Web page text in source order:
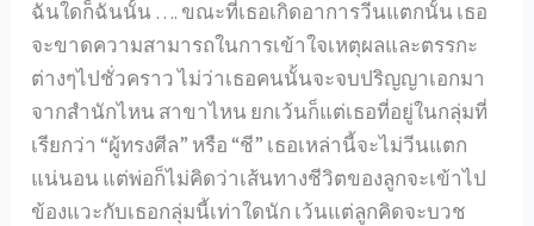
ฉันใดก็ฉันนั้น …. ขณะที่เธอเกิดอาการวีนแตกนั้น เธอ
จะขาดความสามารถในการเข้าใจเหตุผลและตรรกะ
ต่างๆไปชั่วคราว ไม่ว่าเธอคนนั้นจะจบปริญญาเอกมา
จากสำนักไหน สาขาไหน ยกเว้นก็แต่เธอที่อยู่ในกลุ่มที่
เรียกว่า “ผู้ทรงศีล” หรือ “ชี” เธอเหล่านี้จะไม่วีนแตก
แน่นอน แต่พ่อก็ไม่คิดว่าเส้นทางชีวิตของลูกจะเข้าไป
ข้องแวะกับเธอกลุ่มนี้เท่าใดนัก เว้นแต่ลูกคิดจะบวช